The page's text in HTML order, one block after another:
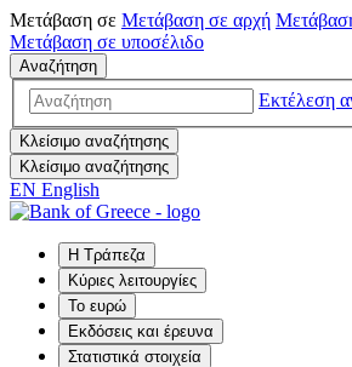
Μετάβαση σε Μετάβαση σε αρχή
Μετάβαση σε υποσέλιδο
Αναζήτηση
Εκτέλεση
Κλείσιμο αναζήτησης
Κλείσιμο αναζήτησης
EN English
Η Τράπεζα
Κύριες λειτουργίες
Το ευρώ
Εκδόσεις και έρευνα
Στατιστικά στοιχεία